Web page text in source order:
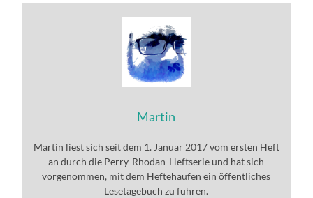
Martin
Martin liest sich seit dem 1. Januar 2017 vom ersten Heft
an durch die Perry-Rhodan-Heftserie und hat sich
vorgenommen, mit dem Heftehaufen ein öffentliches
Lesetagebuch zu führen.